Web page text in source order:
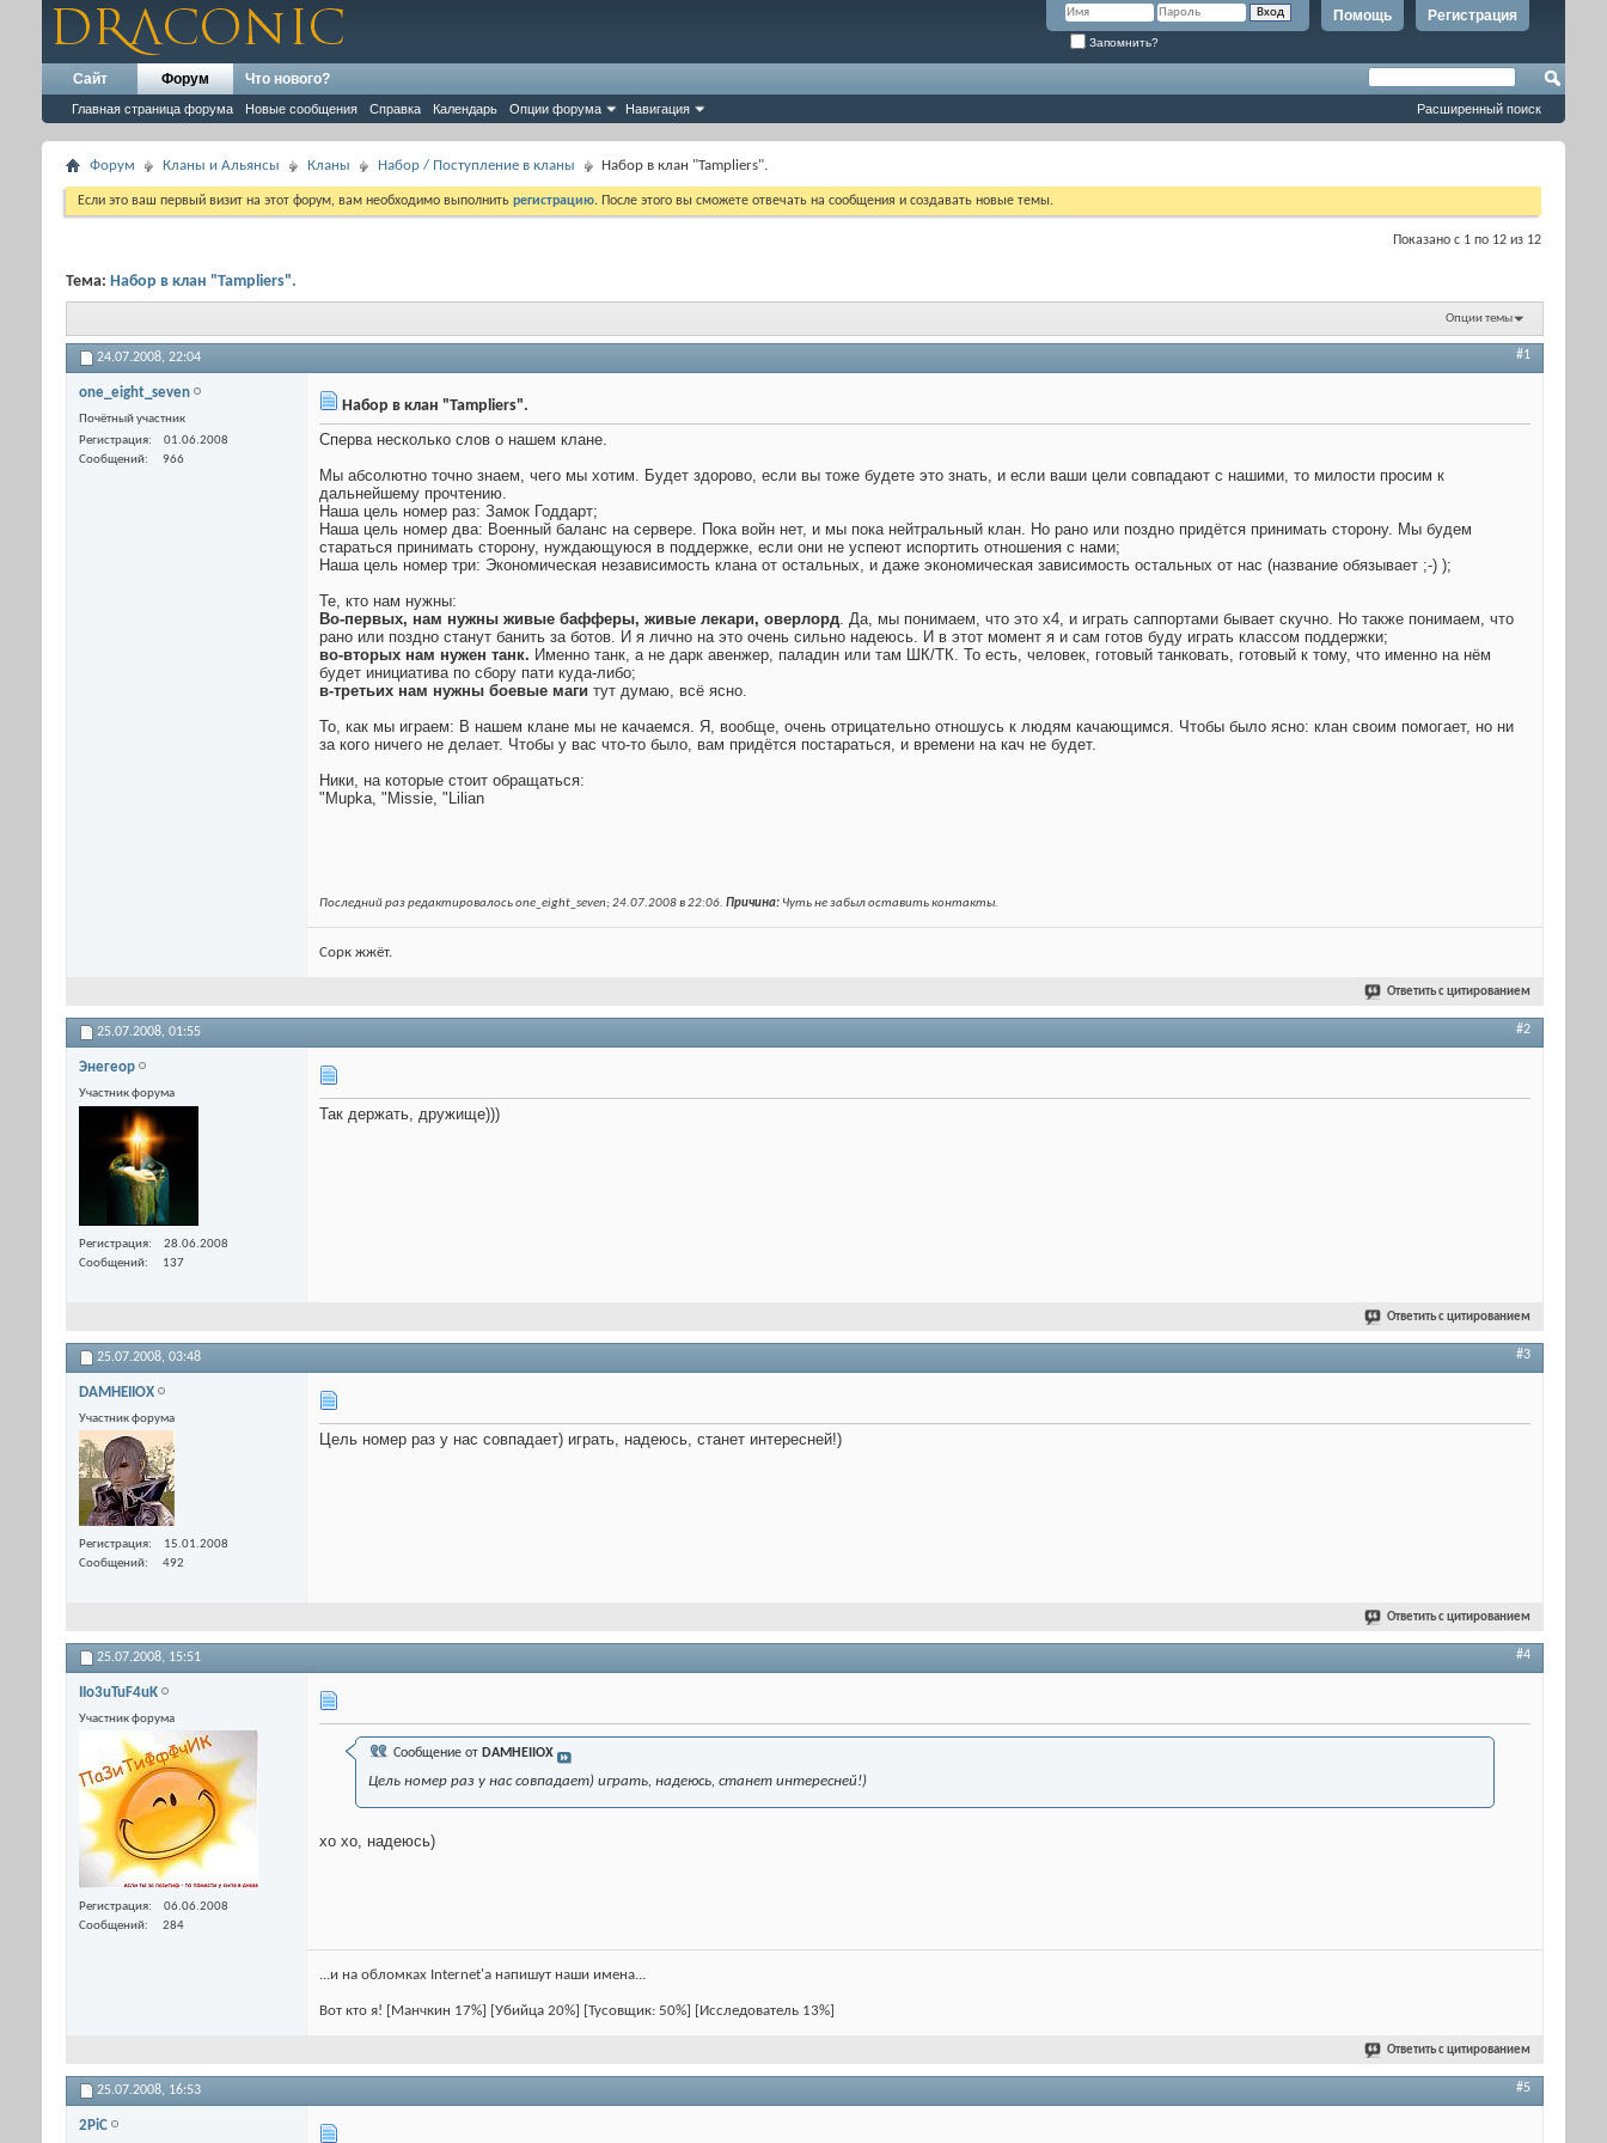
Регистрация
Помощь
Запомнить?
Сайт Форум
Главная страница форума Новые сообщения Справка Календарь Опции форума Навигация
Что нового?
Расширенный поиск
Форум Кланы и Альянсы Кланы Набор / Поступление в кланы Набор в клан "Tampliers".
Если это ваш первый визит на этот форум, вам необходимо выполнить регистрацию. После этого вы сможете отвечать на сообщения и создавать новые темы.
Показано с 1 по 12 из 12
Тема: Набор в клан "Tampliers".
Опции темы
24.07.2008, 22:04 #1
one_eight_seven
Почётный участник
Регистрация
01.06.2008
Сообщений
966
Набор в клан "Tampliers".
Сперва несколько слов о нашем клане.
Мы абсолютно точно знаем, чего мы хотим. Будет здорово, если вы тоже будете это знать, и если ваши цели совпадают с нашими, то милости просим к
дальнейшему прочтению.
Наша цель номер раз: Замок Годдарт;
Наша цель номер два: Военный баланс на сервере. Пока войн нет, и мы пока нейтральный клан. Но рано или поздно придётся принимать сторону. Мы будем
стараться принимать сторону, нуждающуюся в поддержке, если они не успеют испортить отношения с нами;
Наша цель номер три: Экономическая независимость клана от остальных, и даже экономическая зависимость остальных от нас (название обязывает ;-) );
Те, кто нам нужны:
Во-первых, нам нужны живые бафферы, живые лекари, оверлорд. Да, мы понимаем, что это х4, и играть саппортами бывает скучно. Но также понимаем, что
рано или поздно станут банить за ботов. И я лично на это очень сильно надеюсь. И в этот момент я и сам готов буду играть классом поддержки;
во-вторых нам нужен танк. Именно танк, а не дарк авенжер, паладин или там ШК/ТК. То есть, человек, готовый танковать, готовый к тому, что именно на нём
будет инициатива по сбору пати куда-либо;
в-третьих нам нужны боевые маги тут думаю, всё ясно.
То, как мы играем: В нашем клане мы не качаемся. Я, вообще, очень отрицательно отношусь к людям качающимся. Чтобы было ясно: клан своим помогает, но ни
за кого ничего не делает. Чтобы у вас что-то было, вам придётся постараться, и времени на кач не будет.
Ники, на которые стоит обращаться:
"Mupka, "Missie, "Lilian
Последний раз редактировалось one_eight_seven; 24.07.2008 в22:06. Причина: Чуть не забыл оставить контакты.
Сорк жжёт.
Ответить с цитированием
25.07.2008, 01:55 #2
Энегеор
Участник форума
Регистрация
28.06.2008
Сообщений
137
Так держать, дружище)))
Ответить с цитированием
25.07.2008, 03:48 #3
DAMHEIIOX
Участник форума
Регистрация
15.01.2008
Сообщений
492
Цель номер раз у нас совпадает) играть, надеюсь, станет интересней!)
Ответить с цитированием
25.07.2008, 15:51 #4
IIo3uTuF4uK
Участник форума
Регистрация
06.06.2008
Сообщений
284
Сообщение от DAMHEIIOX
Цель номер раз у нас совпадает) играть, надеюсь, станет интересней!)
хо хо, надеюсь)
...и на обломках Internet'a напишут наши имена...
Вот кто я! [Манчкин 17%] [Убийца 20%] [Тусовщик: 50%] [Исследователь 13%]
Ответить с цитированием
25.07.2008, 16:53 #5
2PiC